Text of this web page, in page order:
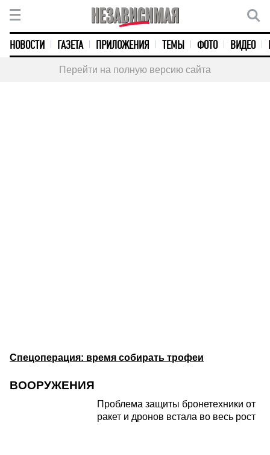
НОВОСТИ ГАЗЕТА ПРИЛОЖЕНИЯ ТЕМЫ ФОТО ВИДЕО
Перейти на полную версию сайта
Спецоперация: время собирать трофеи
ВООРУЖЕНИЯ
Проблема защиты бронетехники от
ракет и дронов встала во весь рост